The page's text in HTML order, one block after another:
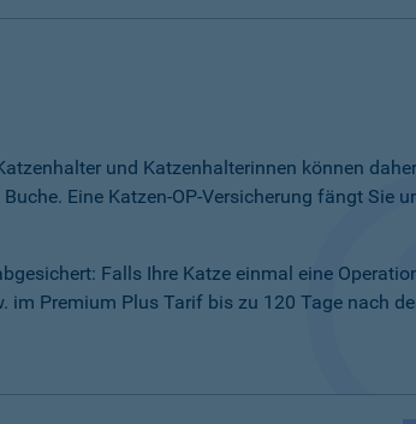
und Katzenhalterinnen können daher
Eine Katzen-OP-Versicherung fängt Sie
Falls Ihre Katze einmal eine
Premium Plus Tarif bis zu 120 Tage nach